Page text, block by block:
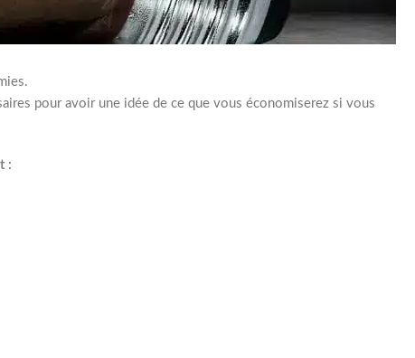
pour avoir une idée de ce que vous économiserez si vous
: